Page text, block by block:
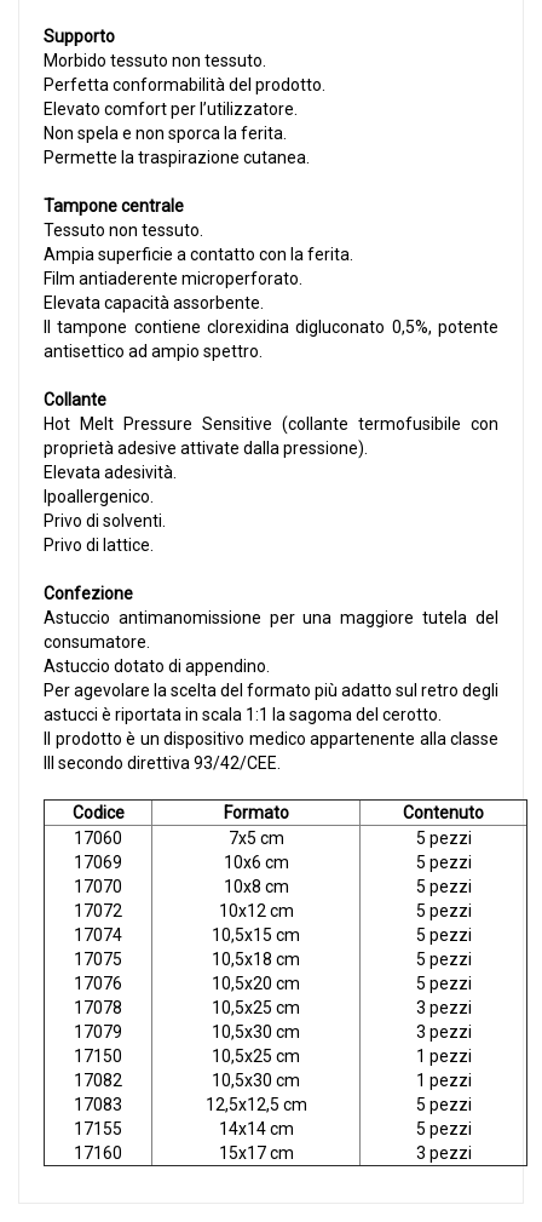
Supporto
Morbido tessuto non tessuto.
Perfetta conformabilità del prodotto.
Elevato comfort per l’utilizzatore.
Non spela e non sporca la ferita.
Permette la traspirazione cutanea.
Tampone centrale
Tessuto non tessuto.
Ampia superficie a contatto con la ferita.
Film antiaderente microperforato.
Elevata capacità assorbente.
Il tampone contiene clorexidina digluconato 0,5%, potente
antisettico ad ampio spettro.
Collante
Hot Melt Pressure Sensitive (collante termofusibile con
proprietà adesive attivate dalla pressione).
Elevata adesività.
Ipoallergenico.
Privo di solventi.
Privo di lattice.
Confezione
Astuccio antimanomissione per una maggiore tutela del
consumatore.
Astuccio dotato di appendino.
Per agevolare la scelta del formato più adatto sul retro degli
astucci è riportata in scala 1:1 la sagoma del cerotto.
Il prodotto è un dispositivo medico appartenente alla classe
III secondo direttiva 93/42/CEE.
Codice Formato
Contenuto
17060
17069
17070
17072
17074
17075
17076
17078
17079
17150
17082
17083
17155
17160
7x5 cm
10x6 cm
10x8 cm
10x12 cm
10,5x15 cm
10,5x18 cm
10,5x20 cm
10,5x25 cm
10,5x30 cm
10,5x25 cm
10,5x30 cm
12,5x12,5 cm
14x14 cm
15x17 cm
5 pezzi
5 pezzi
5 pezzi
5 pezzi
5 pezzi
5 pezzi
5 pezzi
3 pezzi
3 pezzi
1 pezzi
1 pezzi
5 pezzi
5 pezzi
3 pezzi